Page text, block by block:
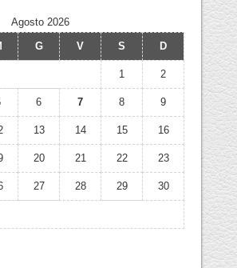
Agosto 2026
G V S D
1 2
6 7 8 9
13 14 15 16
20 21 22 23
27 28 29 30